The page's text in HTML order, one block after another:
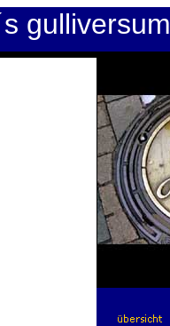
gulliversum